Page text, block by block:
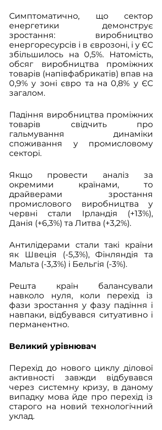
Симптоматично, що сектор
енергетики демонструє
зростання: виробництво
енергоресурсів і в єврозоні, і у ЄС
збільшилось на 0,5%. Натомість,
обсяг виробництва проміжних
товарів (напівфабрикатів) впав на
0,9% у зоні євро та на 0,8% у ЄС
загалом.
Падіння виробництва проміжних
товарів свідчить про
гальмування динаміки
споживання у промисловому
секторі.
Якщо провести аналіз за
окремими країнами, то
драйверами зростання
промислового виробництва у
червні стали Ірландія (+13%),
Данія (+6,3%) та Литва (+3,2%).
Антилідерами стали такі країни
як Швеція (-5,3%), Фінляндія та
Мальта (-3,3%) і Бельгія (-3%).
Решта країн балансували
навколо нуля, коли перехід із
фази зростання у фазу падіння і
навпаки, відбувався ситуативно і
перманентно.
Великий урівнювач
Перехід до нового циклу ділової
активності завжди відбувався
через системну кризу, в даному
випадку мова йде про перехід із
старого на новий технологічний
уклад.